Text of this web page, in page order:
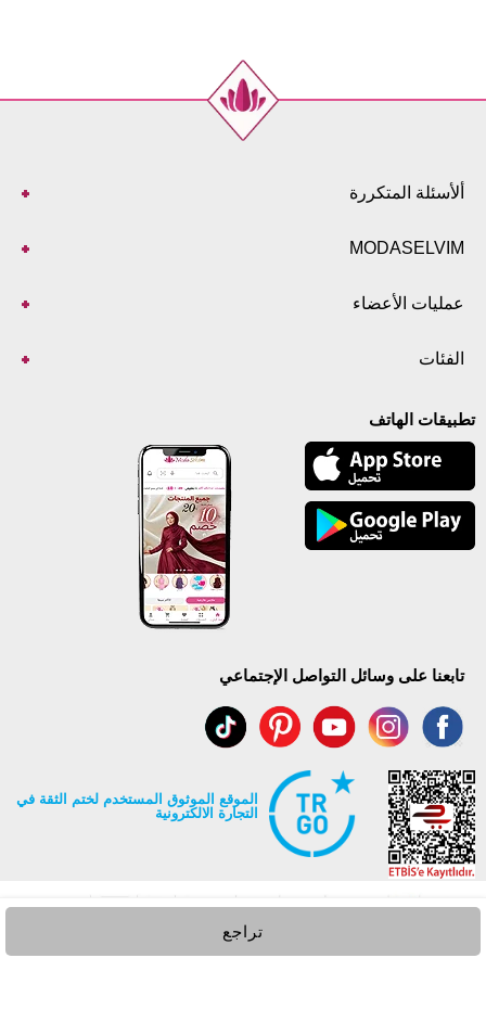
40
102
46
50
تراجع
ألأسئلة المتكررة
MODASELVIM
عمليات الأعضاء
الفئات
تطبيقات الهاتف
تابعنا على وسائل التواصل الإجتماعي
الموقع الموثوق المستخدم لختم الثقة في
التجارة الالكترونية